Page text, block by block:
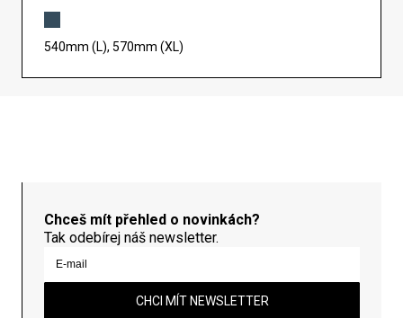
540mm (L), 570mm (XL)
Chceš mít přehled o novinkách?
Tak odebírej náš newsletter.
CHCI MÍT NEWSLETTER